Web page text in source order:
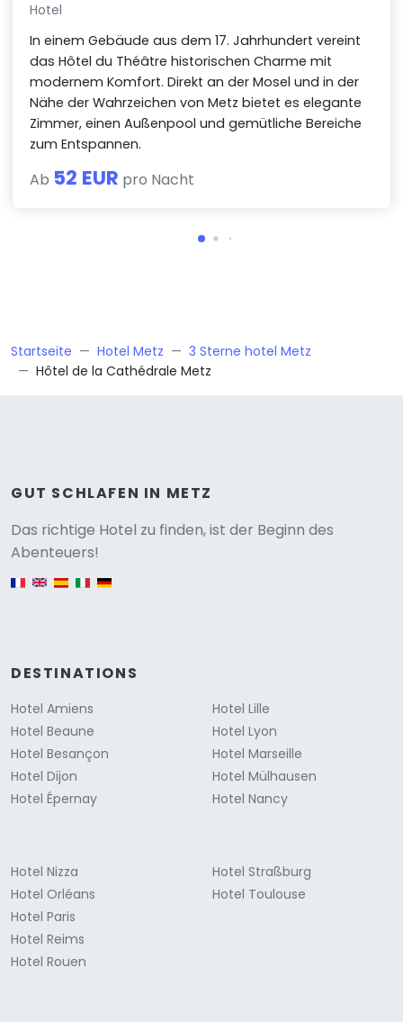
Hotel
In einem Gebäude aus dem 17. Jahrhundert vereint
das Hôtel du Théâtre historischen Charme mit
modernem Komfort. Direkt an der Mosel und in der
Nähe der Wahrzeichen von Metz bietet es elegante
Zimmer, einen Außenpool und gemütliche Bereiche
zum Entspannen.
Ab 52 EUR pro Nacht
Startseite Hotel Metz
3 Sterne hotel Metz
Hôtel de la Cathédrale Metz
GUT SCHLAFEN IN METZ
Das richtige Hotel zu finden, ist der Beginn des
Abenteuers!
English version
DESTINATIONS
Hotel Amiens
Hotel Beaune
Hotel Besançon
Hotel Dijon
Hotel Épernay
Hotel Lille
Hotel Lyon
Hotel Marseille
Hotel Mülhausen
Hotel Nancy
Hotel Nizza
Hotel Orléans
Hotel Paris
Hotel Reims
Hotel Rouen
Hotel Straßburg
Hotel Toulouse